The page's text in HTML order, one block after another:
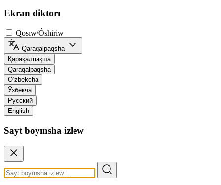
Ekran diktorı
Qosıw/Óshiriw
Qaraqalpaqsha
Қарақалпақша
Qaraqalpaqsha
O‘zbekcha
Ўзбекча
Русский
English
Sayt boyınsha izlew